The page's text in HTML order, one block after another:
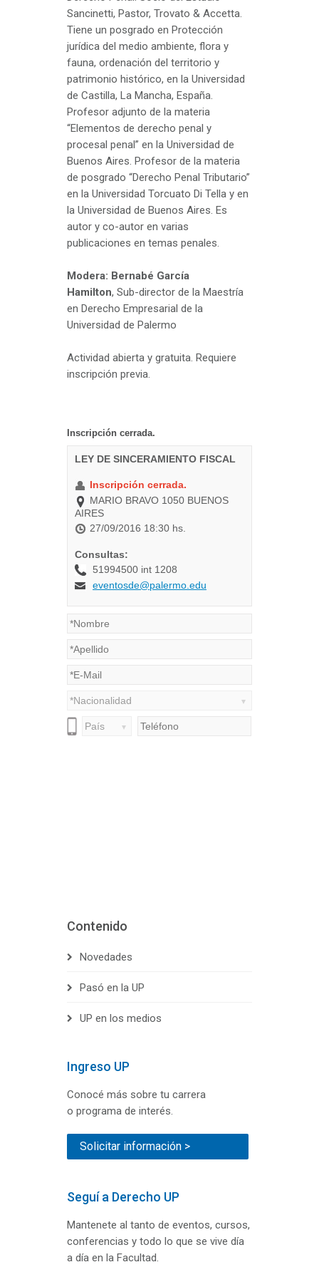
Sancinetti, Pastor, Trovato & Accetta.
Tiene un posgrado en Protección
jurídica del medio ambiente, flora y
fauna, ordenación del territorio y
patrimonio histórico, en la Universidad
de Castilla, La Mancha, España.
Profesor adjunto de la materia
“Elementos de derecho penal y
procesal penal” en la Universidad de
Buenos Aires. Profesor de la materia
de posgrado “Derecho Penal Tributario”
en la Universidad Torcuato Di Tella y en
la Universidad de Buenos Aires. Es
autor y co-autor en varias
publicaciones en temas penales.
Modera: Bernabé García
Hamilton, Sub-director de la Maestría
en Derecho Empresarial de la
Universidad de Palermo
Actividad abierta y gratuita. Requiere
inscripción previa.
Contenido
Novedades
Pasó en la UP
UP en los medios
Ingreso UP
Conocé más sobre tu carrera
o programa de interés.
Solicitar información >
Seguí a Derecho UP
Mantenete al tanto de eventos, cursos,
conferencias y todo lo que se vive día
a día en la Facultad.